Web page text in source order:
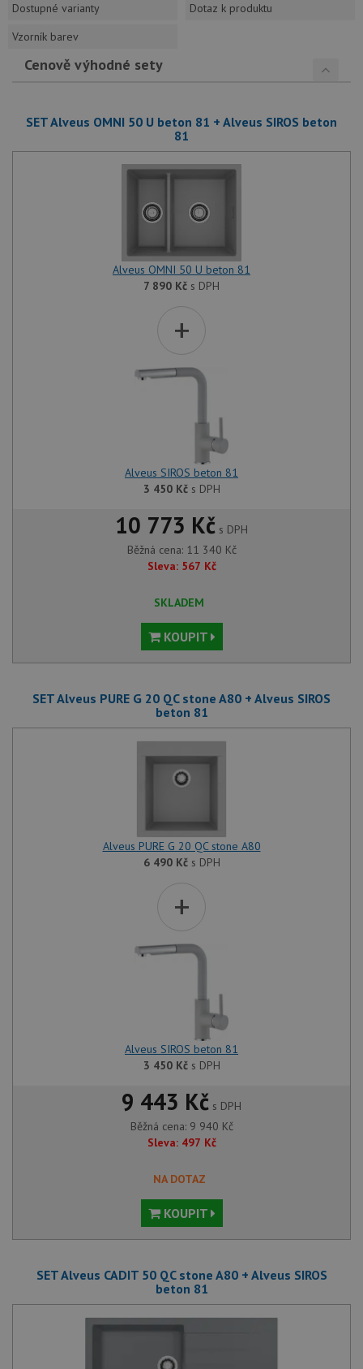
Dostupné varianty
Dotaz k produktu
Vzorník barev
Cenově výhodné sety
SET Alveus OMNI 50 U beton 81 + Alveus SIROS beton
81
Alveus OMNI 50 U beton 81
7 890 Kč s DPH
+
Alveus SIROS beton 81
3 450 Kčs DPH
10 773 Kč s DPH
Běžná cena: 11 340 Kč
Sleva: 567 Kč
SKLADEM
KOUPIT
SET Alveus PURE G 20 QC stone A80 + Alveus SIROS
beton 81
Alveus PURE G 20 QC stone A80
6 490 Kčs DPH
+
Alveus SIROS beton 81
3 450 Kčs DPH
9 443 Kč s DPH
Běžná cena: 9 940 Kč
Sleva: 497 Kč
NA DOTAZ
KOUPIT
SET Alveus CADIT 50 QC stone A80 + Alveus SIROS
beton 81